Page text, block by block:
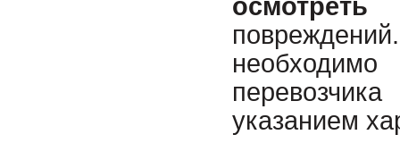
осмотреть
указанием